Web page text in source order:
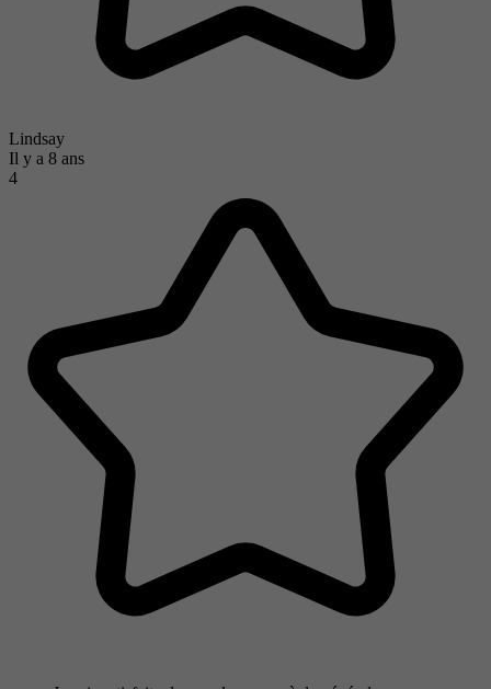
Lindsay
Il y a 8 ans
4